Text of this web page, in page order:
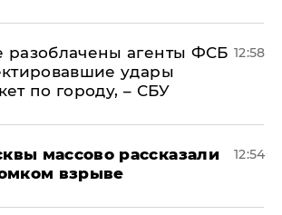
разоблачены агенты ФСБ
удары
по городу, – СБУ
12:58
массово рассказали
взрыве
12:54